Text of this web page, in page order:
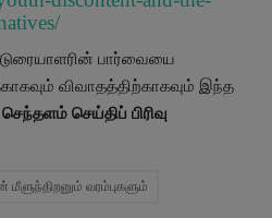
பார்வையை
விவாதத்திற்காகவும் இந்த
செந்தளம் செய்திப் பிரிவு
வரம்புகளும்